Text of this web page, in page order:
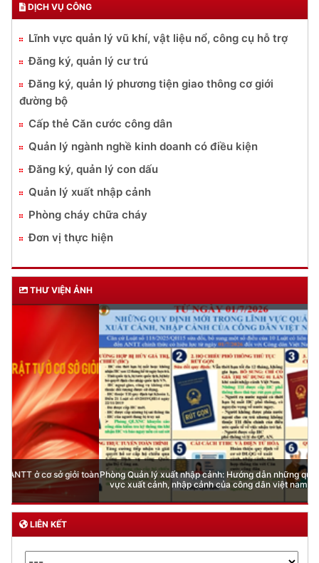
DỊCH VỤ CÔNG
Lĩnh vực quản lý vũ khí, vật liệu nổ, công cụ hỗ trợ
Đăng ký, quản lý cư trú
Đăng ký, quản lý phương tiện giao thông cơ giới
đường bộ
Cấp thẻ Căn cước công dân
Quản lý ngành nghề kinh doanh có điều kiện
Đăng ký, quản lý con dấu
Quản lý xuất nhập cảnh
Phòng cháy chữa cháy
Đơn vị thực hiện
THƯ VIỆN ẢNH
Phòng Quản lý xuất nhập cảnh: Hướng dẫn những quy định mới trong lĩnh
vực xuất cảnh, nhập cảnh của công dân việt nam từ ngày 01/7/2026
LIÊN KẾT